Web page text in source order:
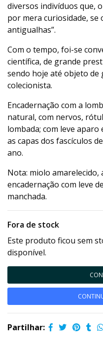
diversos indivíduos que,
por mera curiosidade, se
antigualhas”.
Com o tempo, foi-se
científica, de grande
sendo hoje até objeto de
colecionista.
Encadernação com a
natural, com nervos,
lombada; com leve
as capas dos fascículos
ano.
Nota: miolo amarelecido,
encadernação com leve
manchada.
Fora de stock
Este produto ficou sem
disponível.
Partilhar: